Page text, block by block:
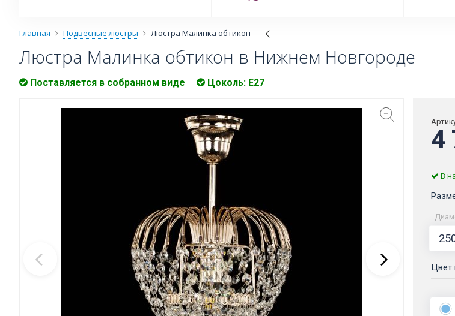
Главная Подвесные люстры Люстра Малинка обтикон
Люстра Малинка обтикон в Нижнем Новгороде
Поставляется в собранном виде Цоколь: E27
4
В
Цвет